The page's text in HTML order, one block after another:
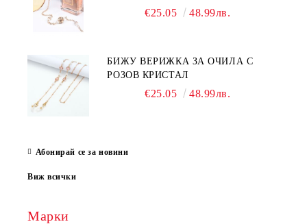
€25.05 48.99лв.
БИЖУ ВЕРИЖКА ЗА ОЧИЛА С
РОЗОВ КРИСТАЛ
€25.05 48.99лв.
Абонирай се за новини
Виж всички
Марки